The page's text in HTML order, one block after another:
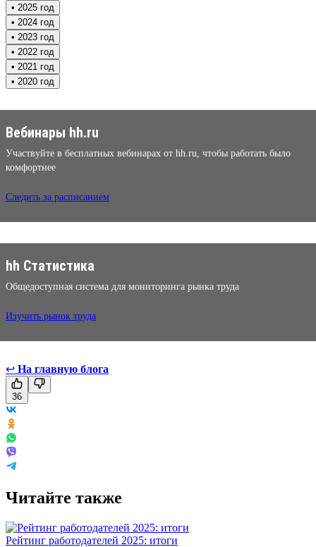
• 2025 год
• 2024 год
• 2023 год
• 2022 год
• 2021 год
• 2020 год
Вебинары hh.ru
Участвуйте в бесплатных вебинарах от hh.ru, чтобы работать было
комфортнее
Следить за расписанием
hh Статистика
Общедоступная система для мониторинга рынка труда
Изучить рынок труда
↩ На главную блога
36
Читайте также
Рейтинг работодателей 2025: итоги